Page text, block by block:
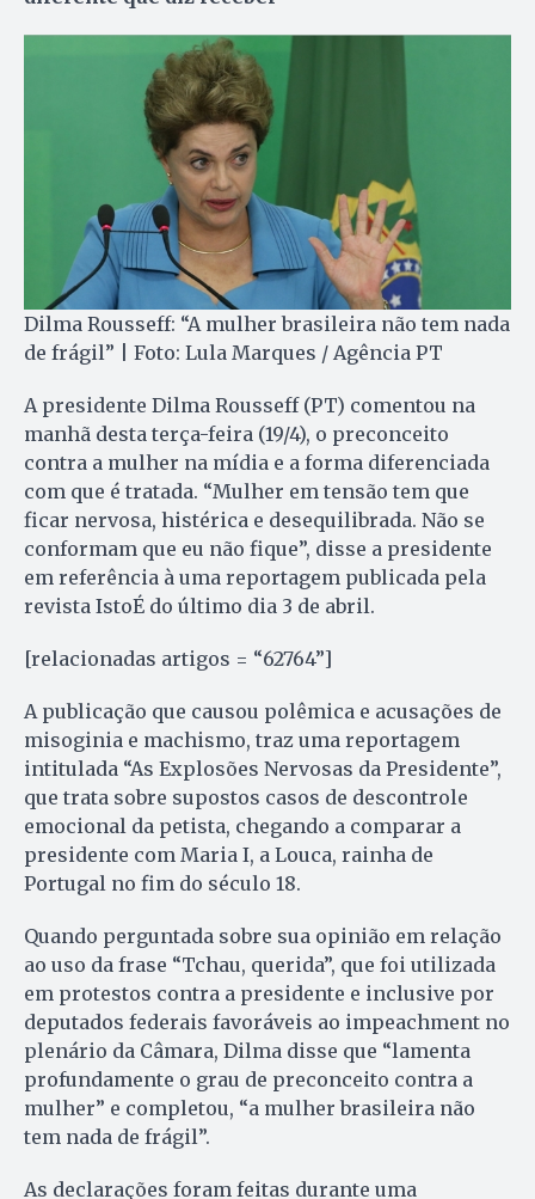
Dilma Rousseff: “A mulher brasileira não tem nada
de frágil” | Foto: Lula Marques / Agência PT
A presidente Dilma Rousseff (PT) comentou na
manhã desta terça-feira (19/4), o preconceito
contra a mulher na mídia e a forma diferenciada
com que é tratada. “Mulher em tensão tem que
ficar nervosa, histérica e desequilibrada. Não se
conformam que eu não fique”, disse a presidente
em referência à uma reportagem publicada pela
revista IstoÉ do último dia 3 de abril.
[relacionadas artigos = “62764”]
A publicação que causou polêmica e acusações de
misoginia e machismo, traz uma reportagem
intitulada “As Explosões Nervosas da Presidente”,
que trata sobre supostos casos de descontrole
emocional da petista, chegando a comparar a
presidente com Maria I, a Louca, rainha de
Portugal no fim do século 18.
Quando perguntada sobre sua opinião em relação
ao uso da frase “Tchau, querida”, que foi utilizada
em protestos contra a presidente e inclusive por
deputados federais favoráveis ao impeachment no
plenário da Câmara, Dilma disse que “lamenta
profundamente o grau de preconceito contra a
mulher” e completou, “a mulher brasileira não
tem nada de frágil”.
As declarações foram feitas durante uma